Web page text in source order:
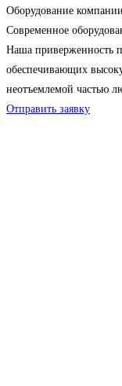
Оборудование компании
Современное
Наша приверженность
обеспечивающих
неотъемлемой частью
Отправить заявку